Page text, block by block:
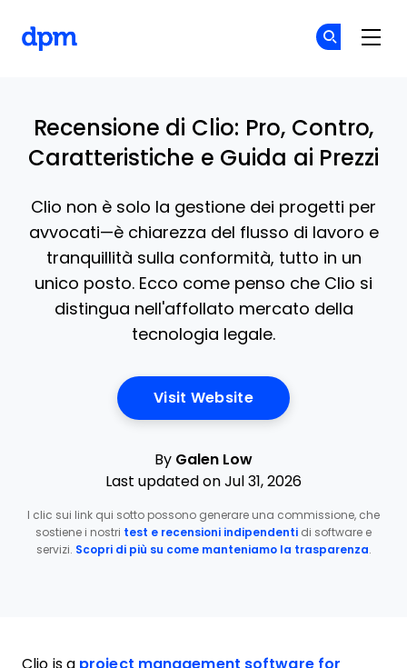
Recensione di Clio: Pro, Contro,
Caratteristiche e Guida ai Prezzi
Clio non è solo la gestione dei progetti per
avvocati—è chiarezza del flusso di lavoro e
tranquillità sulla conformità, tutto in un
unico posto. Ecco come penso che Clio si
distingua nell'affollato mercato della
tecnologia legale.
Visit WebsiteOpens New Window
By Galen Low
Last updated on Jul 31, 2026
I clic sui link qui sotto possono generare una commissione, che
sostiene i nostri test e recensioni indipendenti di software e
servizi. Scopri di più su come manteniamo la trasparenza.
Clio is a project management software for